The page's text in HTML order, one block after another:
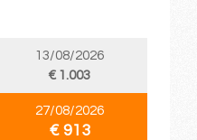
13/08/2026
€ 1.003
27/08/2026
€ 913